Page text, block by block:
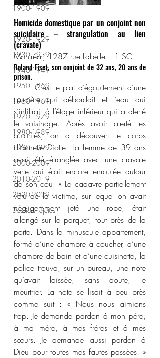
1900-1909
1910-1919
1920-1929
1930-1939
1940-1949
1950-1959
1960-1969
1970-1979
1980-1989
1990-1999
2000-2009
2010-2019
2020-2029
Dossiers rejetés
Homicide domestique par un conjoint non
suicidaire – strangulation au lien
(cravate)
Montréal, 1287 rue Labelle – 1 SC
Roland Fiset, son conjoint de 32 ans, 20 ans de
prison.
	C’est le plat d’égouttement d’une
glacière qui débordait et l’eau qui
s’infiltrait à l’étage inférieur qui a alerté
le voisinage. Après avoir alerté les
autorités, on a découvert le corps
d’Annette Diotte. La femme de 39 ans
avait été étranglée avec une cravate
verte qui était encore enroulée autour
de son cou. « Le cadavre partiellement
vêtu de la victime, sur lequel on avait
négligemment jeté une robe, était
allongé sur le parquet, tout près de la
porte. Dans le minuscule appartement,
formé d’une chambre à coucher, d’une
chambre de bain et d’une cuisinette, la
police trouva, sur un bureau, une note
qu’avait laissée, sans doute, le
meurtrier. La note se lisait à peu près
comme suit : « Nous nous aimions
trop. Je demande pardon à mon père,
à ma mère, à mes frères et à mes
sœurs. Je demande aussi pardon à
Dieu pour toutes mes fautes passées. »